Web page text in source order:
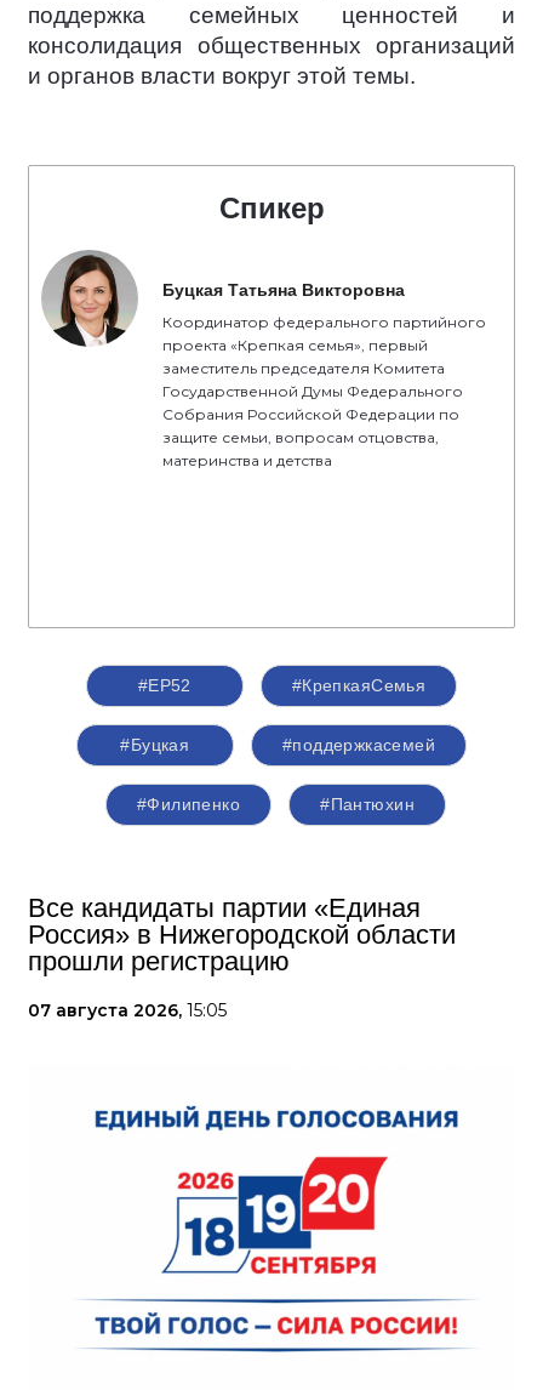
поддержка семейных ценностей и
консолидация общественных организаций
и органов власти вокруг этой темы.
Спикер
Буцкая Татьяна Викторовна
Координатор федерального партийного
проекта «Крепкая семья», первый
заместитель председателя Комитета
Государственной Думы Федерального
Собрания Российской Федерации по
защите семьи, вопросам отцовства,
материнства и детства
#ЕР52 #КрепкаяСемья
#Буцкая #поддержкасемей
#Филипенко #Пантюхин
Все кандидаты партии «Единая
Россия» в Нижегородской области
прошли регистрацию
07 августа 2026, 15:05